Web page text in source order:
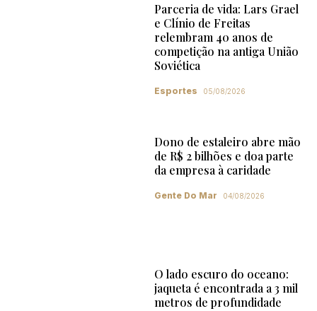
Parceria de vida: Lars Grael
e Clínio de Freitas
relembram 40 anos de
competição na antiga União
Soviética
Esportes 05/08/2026
Dono de estaleiro abre mão
de R$ 2 bilhões e doa parte
da empresa à caridade
Gente Do Mar 04/08/2026
O lado escuro do oceano:
jaqueta é encontrada a 3 mil
metros de profundidade